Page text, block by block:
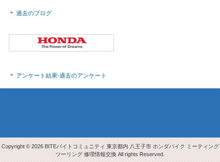
過去のブログ
アンケート結果-過去のアンケート
Copyright © 2026 BITEバイトコミュニティ 東京都内 八王子市 ホンダバイク ミーティング
ツーリング 修理情報交換 All rights Reserved.